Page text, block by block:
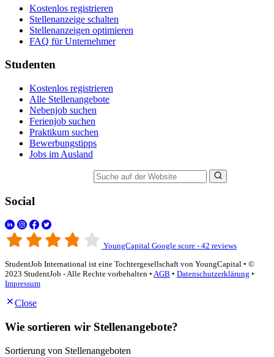
Kostenlos registrieren
Stellenanzeige schalten
Stellenanzeigen optimieren
FAQ für Unternehmer
Studenten
Kostenlos registrieren
Alle Stellenangebote
Nebenjob suchen
Ferienjob suchen
Praktikum suchen
Bewerbungstipps
Jobs im Ausland
Social
YoungCapital Google score - 42 reviews
StudentJob International ist eine Tochtergesellschaft von YoungCapital • ©
2023 StudentJob - Alle Rechte vorbehalten • AGB • Datenschutzerklärung •
Impressum
Close
Wie sortieren wir Stellenangebote?
Sortierung von Stellenangeboten